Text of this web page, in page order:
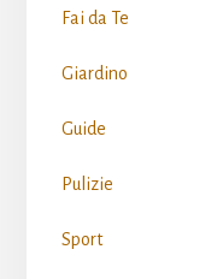
Fai da Te
Giardino
Guide
Pulizie
Sport